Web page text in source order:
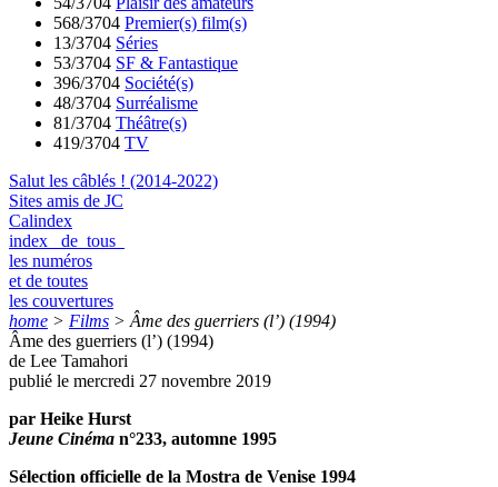
568/3704 Premier(s) film(s)
13/3704 Séries
53/3704 SF & Fantastique
396/3704 Société(s)
48/3704 Surréalisme
81/3704 Théâtre(s)
419/3704 TV
Salut les câblés ! (2014-2022)
Sites amis de JC
Calindex
index de tous
les numéros
et de toutes
les couvertures
home > Films > Âme des guerriers (l’) (1994)
Âme des guerriers (l’) (1994)
de Lee Tamahori
publié le mercredi 27 novembre 2019
par Heike Hurst
Jeune Cinéma n°233, automne 1995
Sélection officielle de la Mostra de Venise 1994